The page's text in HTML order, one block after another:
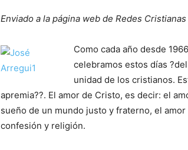
Enviado a la página web de Redes Cristianas
Como cada año desde
celebramos estos días
unidad de los cristianos.
apremia??. El amor de Cristo, es decir: el
sueño de un mundo justo y fraterno, el
confesión y religión.